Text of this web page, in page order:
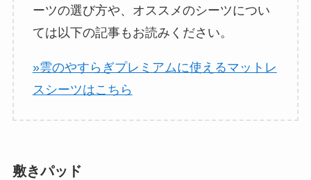
ーツの選び方や、オススメのシーツについ
ては以下の記事もお読みください。
»雲のやすらぎプレミアムに使えるマットレ
スシーツはこちら
敷きパッド